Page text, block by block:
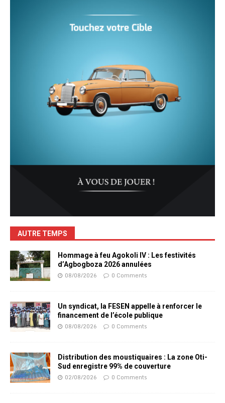
AUTRE TEMPS
Hommage à feu Agokoli IV : Les festivités
d’Agbogboza 2026 annulées
08/08/2026 0 Comments
Un syndicat, la FESEN appelle à renforcer le
financement de l’école publique
08/08/2026 0 Comments
Distribution des moustiquaires : La zone Oti-
Sud enregistre 99% de couverture
02/08/2026 0 Comments